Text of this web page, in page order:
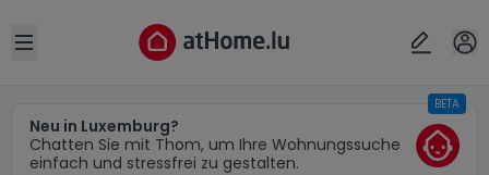
Open sidebar
Neu in Luxemburg?
Chatten Sie mit Thom, um Ihre Wohnungssuche
einfach und stressfrei zu gestalten.
BETA
Ort
Abbrechen ok